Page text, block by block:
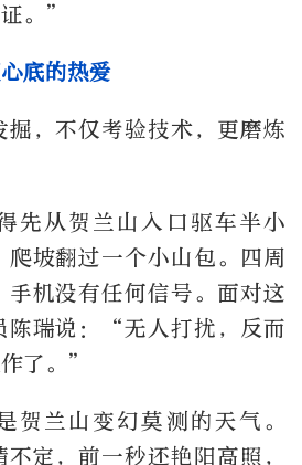
。”
底的热爱
掘，不仅考验技术，更磨炼
先从贺兰山入口驱车半小
爬坡翻过一个小山包。四周
手机没有任何信号。面对这
陈瑞说：“无人打扰，反而
了。”
贺兰山变幻莫测的天气。
定，前一秒还艳阳高照，